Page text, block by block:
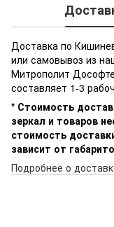
Доставка по
или самовывоз из
Митрополит
составляет 1-3
* Стоимость
зеркал и товаров
стоимость
зависит от
Подробнее о